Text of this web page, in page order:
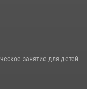
занятие для детей